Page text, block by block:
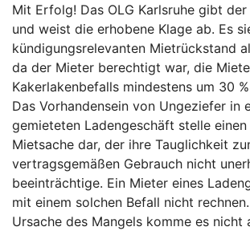
Mit Erfolg! Das OLG Karlsruhe gibt
und weist die erhobene Klage ab. Es
kündigungsrelevanten Mietrückstand
da der Mieter berechtigt war, die
Kakerlakenbefalls mindestens um 30
Das Vorhandensein von Ungeziefer in
gemieteten Ladengeschäft stelle
Mietsache dar, der ihre Tauglichkeit
vertragsgemäßen Gebrauch nicht
beeinträchtige. Ein Mieter eines
mit einem solchen Befall nicht
Ursache des Mangels komme es nicht